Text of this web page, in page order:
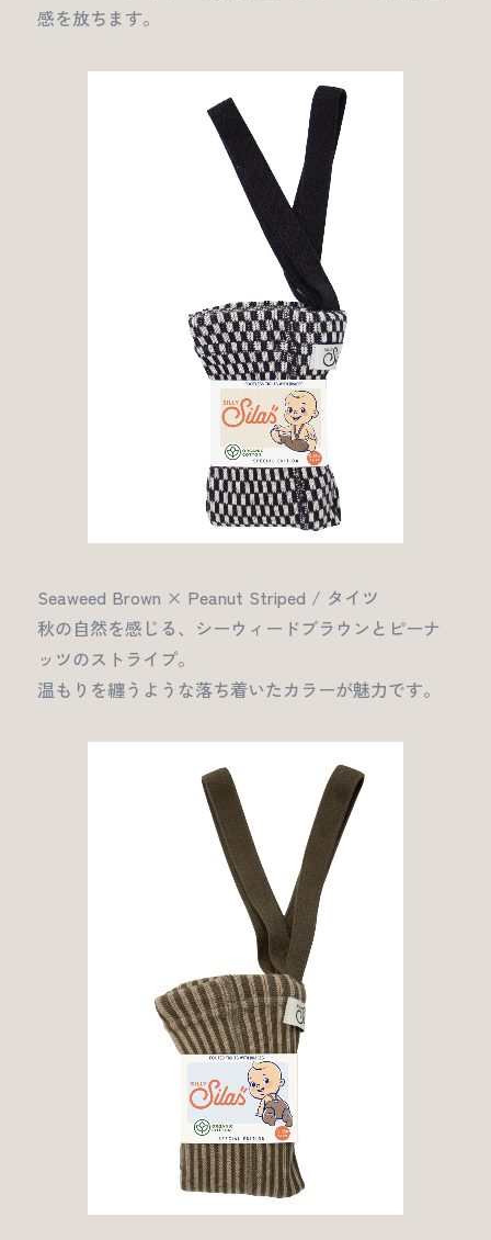
感を放ちます。
Seaweed Brown × Peanut Striped / タイツ
秋の自然を感じる、シーウィードブラウンとピーナ
ッツのストライプ。
温もりを纏うような落ち着いたカラーが魅力です。